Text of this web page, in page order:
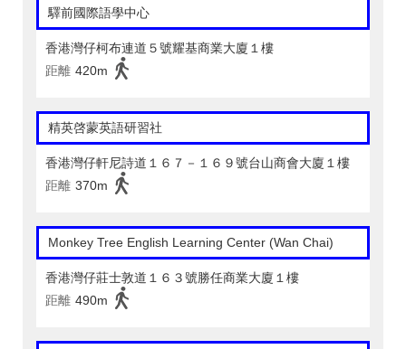
驛前國際語學中心
香港灣仔柯布連道５號耀基商業大廈１樓
距離 420m
精英啓蒙英語研習社
香港灣仔軒尼詩道１６７－１６９號台山商會大廈１樓
距離 370m
Monkey Tree English Learning Center (Wan Chai)
香港灣仔莊士敦道１６３號勝任商業大廈１樓
距離 490m